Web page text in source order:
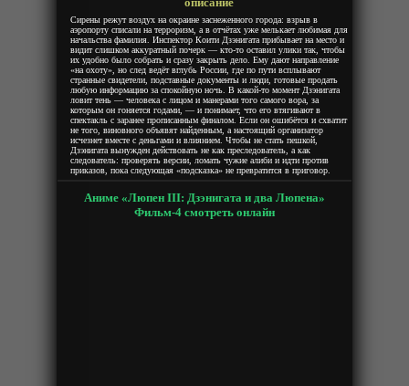
Сирены режут воздух на окраине заснеженного города: взрыв в
аэропорту списали на терроризм, а в отчётах уже мелькает любимая для
начальства фамилия. Инспектор Коити Дзэнигата прибывает на место и
видит слишком аккуратный почерк — кто-то оставил улики так, чтобы
их удобно было собрать и сразу закрыть дело. Ему дают направление
«на охоту», но след ведёт вглубь России, где по пути всплывают
странные свидетели, подставные документы и люди, готовые продать
любую информацию за спокойную ночь. В какой-то момент Дзэнигата
ловит тень — человека с лицом и манерами того самого вора, за
которым он гоняется годами, — и понимает, что его втягивают в
спектакль с заранее прописанным финалом. Если он ошибётся и схватит
не того, виновного объявят найденным, а настоящий организатор
исчезнет вместе с деньгами и влиянием. Чтобы не стать пешкой,
Дзэнигата вынужден действовать не как преследователь, а как
следователь: проверять версии, ломать чужие алиби и идти против
приказов, пока следующая «подсказка» не превратится в приговор.
Аниме «Люпен III: Дзэнигата и два Люпена»
Фильм-4 смотреть онлайн